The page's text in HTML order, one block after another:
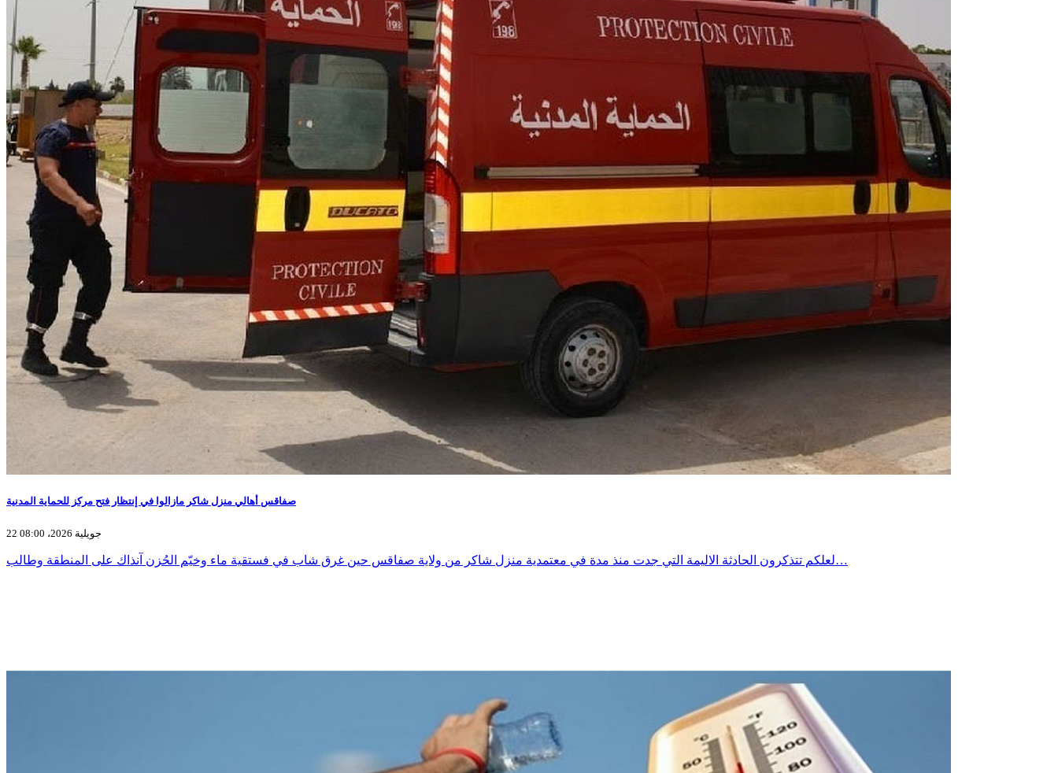
صفاقس أهالي منزل شاكر مازالوا في إنتظار فتح مركز للحماية المدنية
22 جويلية 2026، 08:00
لعلكم تتذكرون الحادثة الاليمة التي جدت منذ مدة في معتمدية منزل شاكر من ولاية صفاقس حين غرق شاب في فستقية ماء وخيّم الحُزن آنذاك على المنطقة وطالب…